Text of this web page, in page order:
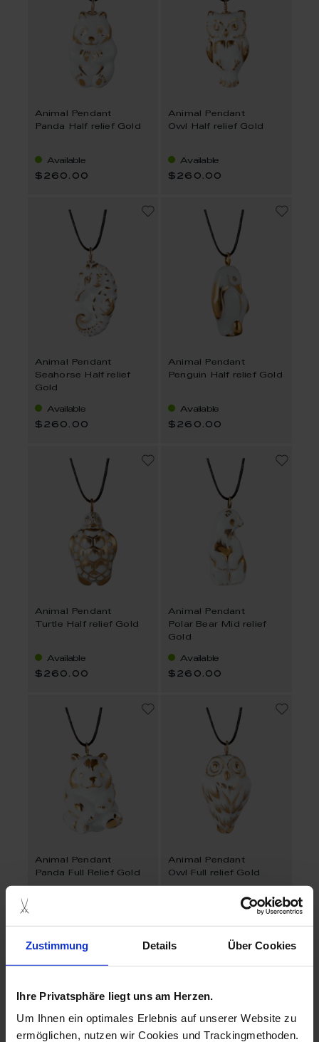
Zustimmung Details Über Cookies
Ihre Privatsphäre liegt uns am Herzen.
Um Ihnen ein optimales Erlebnis auf unserer Website zu
ermöglichen, nutzen wir Cookies und Trackingmethoden.
Animal Pendant
Panda Half relief Gold
Available
$260.00
Animal Pendant
Owl Half relief Gold
Available
$260.00
Animal Pendant
Seahorse Half relief
Gold
Available
$260.00
Animal Pendant
Penguin Half relief Gold
Available
$260.00
Animal Pendant
Turtle Half relief Gold
Available
$260.00
Animal Pendant
Polar Bear Mid relief
Gold
Available
$260.00
Animal Pendant
Panda Full Relief Gold
Animal Pendant
Owl Full relief Gold